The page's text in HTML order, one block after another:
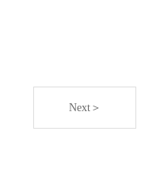
Next＞